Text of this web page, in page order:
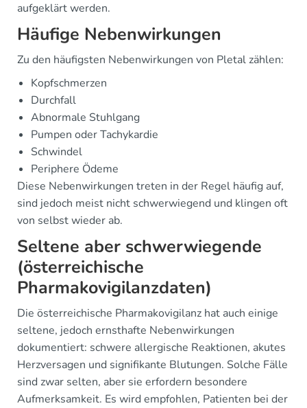
aufgeklärt werden.
Häufige Nebenwirkungen
Zu den häufigsten Nebenwirkungen von Pletal zählen:
Kopfschmerzen
Durchfall
Abnormale Stuhlgang
Pumpen oder Tachykardie
Schwindel
Periphere Ödeme
Diese Nebenwirkungen treten in der Regel häufig auf,
sind jedoch meist nicht schwerwiegend und klingen oft
von selbst wieder ab.
Seltene aber schwerwiegende
(österreichische
Pharmakovigilanzdaten)
Die österreichische Pharmakovigilanz hat auch einige
seltene, jedoch ernsthafte Nebenwirkungen
dokumentiert: schwere allergische Reaktionen, akutes
Herzversagen und signifikante Blutungen. Solche Fälle
sind zwar selten, aber sie erfordern besondere
Aufmerksamkeit. Es wird empfohlen, Patienten bei der